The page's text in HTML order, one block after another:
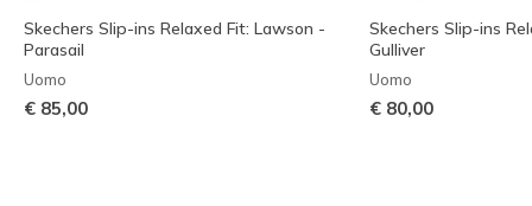
Skechers Slip-ins Relaxed Fit: Lawson -
Parasail
Uomo
€ 85,00
Skechers Slip-ins
Gulliver
Uomo
€ 80,00